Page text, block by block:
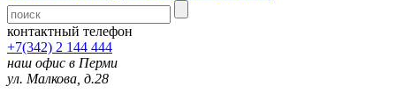
контактный телефон
+7(342) 2 144 444
наш офис в Перми
ул. Малкова, д.28